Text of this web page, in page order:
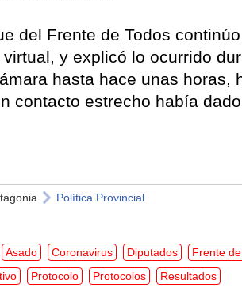
del Frente de Todos
y explicó lo ocurrido
hasta hace unas horas,
contacto estrecho había
Política Provincial
Asado Coronavirus Diputados Frente
Protocolo Protocolos Resultados